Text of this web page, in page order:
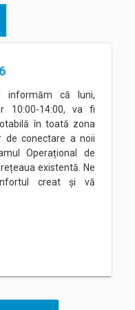
informăm că luni,
10:00-14:00, va fi
în toată zona
de conectare a noii
Operațional de
existentă. Ne
creat și vă